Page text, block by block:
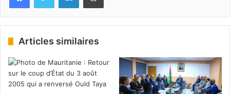
Articles similaires